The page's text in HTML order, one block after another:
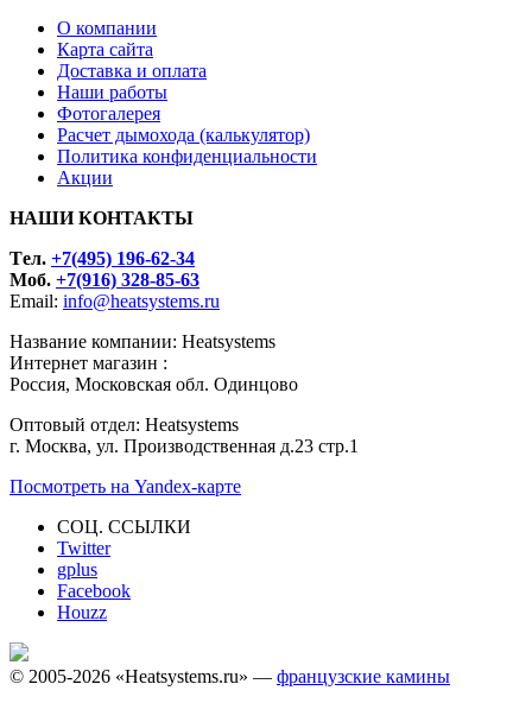
О компании
Карта сайта
Доставка и оплата
Наши работы
Фотогалерея
Расчет дымохода (калькулятор)
Политика конфиденциальности
Акции
НАШИ КОНТАКТЫ
Tел. +7(495) 196-62-34
Моб. +7(916) 328-85-63
Email: info@heatsystems.ru
Название компании: Heatsystems
Интернет магазин :
Россия, Московская обл. Одинцово
Оптовый отдел: Heatsystems
г. Москва, ул. Производственная д.23 стр.1
Посмотреть на Yandex-карте
СОЦ. ССЫЛКИ
Twitter
gplus
Facebook
Houzz
© 2005-2026 «Heatsystems.ru» — французские камины